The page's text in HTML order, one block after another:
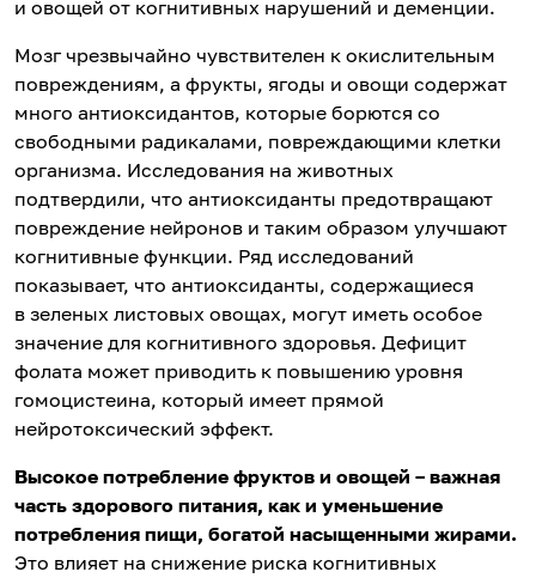
и овощей от когнитивных нарушений и деменции.
Мозг чрезвычайно чувствителен к окислительным
повреждениям, а фрукты, ягоды и овощи содержат
много антиоксидантов, которые борются со
свободными радикалами, повреждающими клетки
организма. Исследования на животных
подтвердили, что антиоксиданты предотвращают
повреждение нейронов и таким образом улучшают
когнитивные функции. Ряд исследований
показывает, что антиоксиданты, содержащиеся
в зеленых листовых овощах, могут иметь особое
значение для когнитивного здоровья. Дефицит
фолата может приводить к повышению уровня
гомоцистеина, который имеет прямой
нейротоксический эффект.
Высокое потребление фруктов и овощей – важная
часть здорового питания, как и уменьшение
потребления пищи, богатой насыщенными жирами.
Это влияет на снижение риска когнитивных